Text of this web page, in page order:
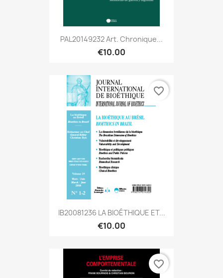
PAL20149232 Art. Chronique...
€10.00
IB20081236 LA BIOÉTHIQUE ET...
€10.00
favorite_border
favorite_border